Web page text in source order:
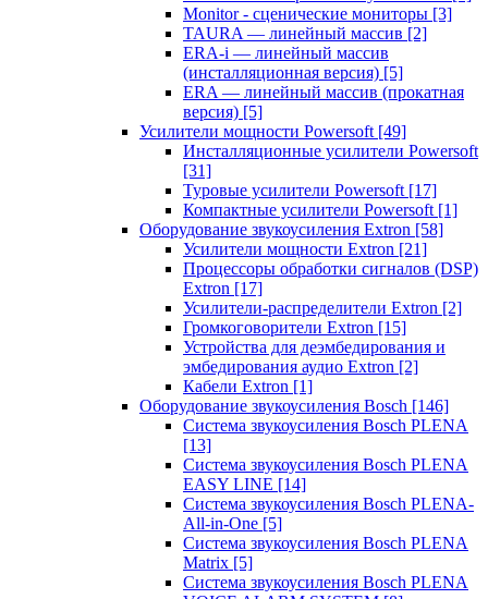
Monitor - сценические мониторы [3]
TAURA — линейный массив [2]
ERA-i — линейный массив
(инсталляционная версия) [5]
ERA — линейный массив (прокатная
версия) [5]
Усилители мощности Powersoft [49]
Инсталляционные усилители Powersoft
[31]
Туровые усилители Powersoft [17]
Компактные усилители Powersoft [1]
Оборудование звукоусиления Extron [58]
Усилители мощности Extron [21]
Процессоры обработки сигналов (DSP)
Extron [17]
Усилители-распределители Extron [2]
Громкоговорители Extron [15]
Устройства для деэмбедирования и
эмбедирования аудио Extron [2]
Кабели Extron [1]
Оборудование звукоусиления Bosch [146]
Система звукоусиления Bosch PLENA
[13]
Система звукоусиления Bosch PLENA
EASY LINE [14]
Система звукоусиления Bosch PLENA-
All-in-One [5]
Система звукоусиления Bosch PLENA
Matrix [5]
Система звукоусиления Bosch PLENA